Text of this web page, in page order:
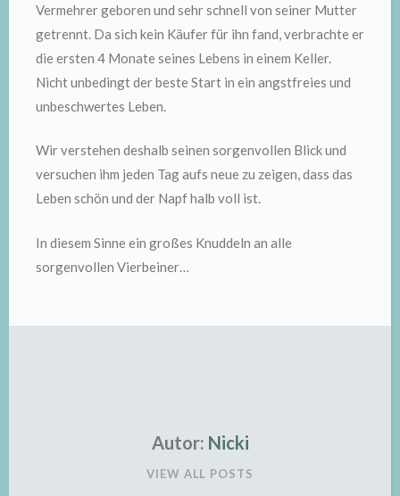
Vermehrer geboren und sehr schnell von seiner Mutter
getrennt. Da sich kein Käufer für ihn fand, verbrachte er
die ersten 4 Monate seines Lebens in einem Keller.
Nicht unbedingt der beste Start in ein angstfreies und
unbeschwertes Leben.
Wir verstehen deshalb seinen sorgenvollen Blick und
versuchen ihm jeden Tag aufs neue zu zeigen, dass das
Leben schön und der Napf halb voll ist.
In diesem Sinne ein großes Knuddeln an alle
sorgenvollen Vierbeiner…
Autor: Nicki
VIEW ALL POSTS